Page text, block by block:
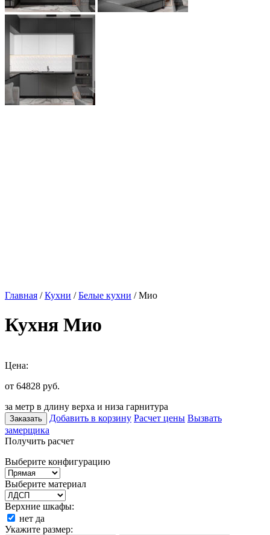
Главная /Кухни /Белые кухни / Мио
Кухня Мио
Цена:
от 64828 руб.
за метр в длину верха и низа гарнитура
Заказать Добавить в корзину Расчет цены Вызвать
замерщика
Получить расчет
Выберите конфигурацию
Выберите материал
Верхние шкафы:
нет да
Укажите размер: